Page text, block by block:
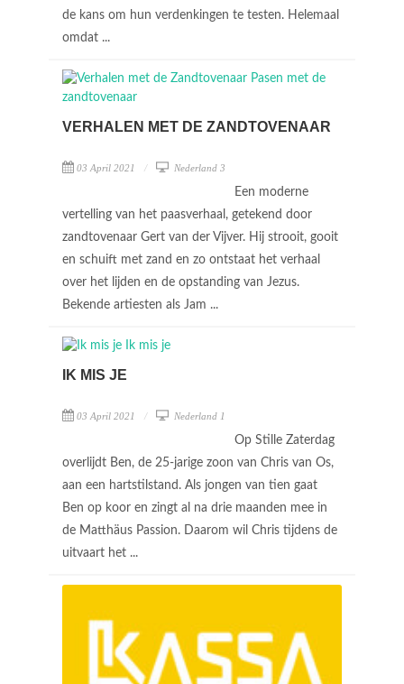
de kans om hun verdenkingen te testen. Helemaal
omdat ...
VERHALEN MET DE ZANDTOVENAAR
03 April 2021 Nederland 3
Een moderne
vertelling van het paasverhaal, getekend door
zandtovenaar Gert van der Vijver. Hij strooit, gooit
en schuift met zand en zo ontstaat het verhaal
over het lijden en de opstanding van Jezus.
Bekende artiesten als Jam ...
IK MIS JE
03 April 2021 Nederland 1
Op Stille Zaterdag
overlijdt Ben, de 25-jarige zoon van Chris van Os,
aan een hartstilstand. Als jongen van tien gaat
Ben op koor en zingt al na drie maanden mee in
de Matthäus Passion. Daarom wil Chris tijdens de
uitvaart het ...